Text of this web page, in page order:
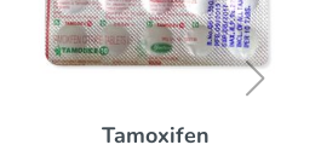
Tamoxifen